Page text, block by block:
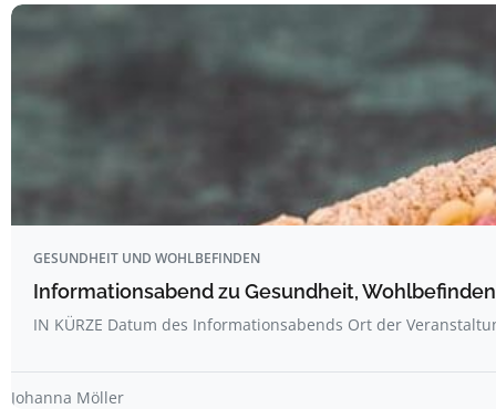
GESUNDHEIT UND WOHLBEFINDEN
Informationsabend zu Gesundheit,
IN KÜRZE Datum des Informationsabends Ort der
Johanna Möller